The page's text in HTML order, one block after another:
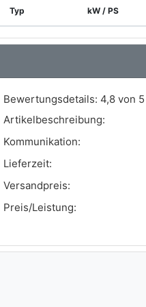
Typ kW / PS
Bewertungsdetails: 4,8 von 5
Artikelbeschreibung:
Kommunikation:
Lieferzeit:
Versandpreis:
Preis/Leistung: